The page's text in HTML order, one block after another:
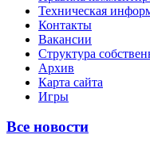
Техническая
Контакты
Вакансии
Структура
Архив
Карта сайта
Игры
Все новости